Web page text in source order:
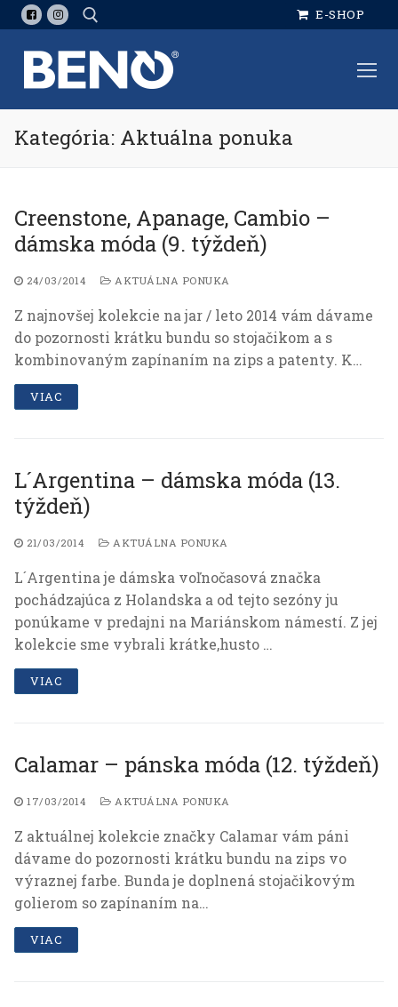
Preskočiť
na
obsah
Hľadať:
E-SHOP
Kategória: Aktuálna ponuka
Creenstone, Apanage, Cambio –
dámska móda (9. týždeň)
24/03/2014 AKTUÁLNA PONUKA
Z najnovšej kolekcie na jar / leto 2014 vám dávame
do pozornosti krátku bundu so stojačikom a s
kombinovaným zapínaním na zips a patenty. K…
VIAC
L´Argentina – dámska móda (13.
týždeň)
21/03/2014 AKTUÁLNA PONUKA
L´Argentina je dámska voľnočasová značka
pochádzajúca z Holandska a od tejto sezóny ju
ponúkame v predajni na Mariánskom námestí. Z jej
kolekcie sme vybrali krátke,husto …
VIAC
Calamar – pánska móda (12. týždeň)
17/03/2014 AKTUÁLNA PONUKA
Z aktuálnej kolekcie značky Calamar vám páni
dávame do pozornosti krátku bundu na zips vo
výraznej farbe. Bunda je doplnená stojačikovým
golierom so zapínaním na…
VIAC
Nevyhnutné
sú
pre správne
fungovanie a
zobrazovanie
webu.
anonymných
údajov o
návštevnosti
Personalizačné
Aby stránky
fungovali plynule
a zobrazovalo sa
vám všetko tak,